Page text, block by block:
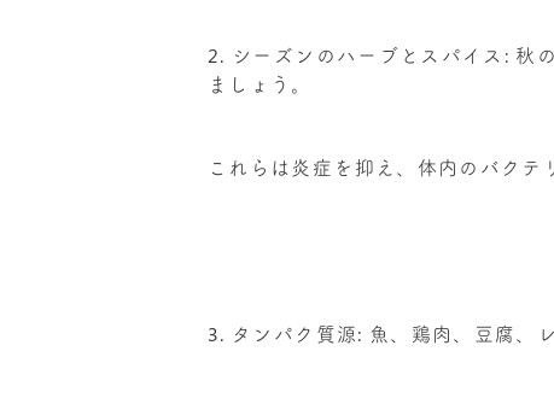
2. シーズンのハーブとスパイス: 秋
ましょう。
これらは炎症を抑え、体内のバクテ
3. タンパク質源: 魚、鶏肉、豆腐、